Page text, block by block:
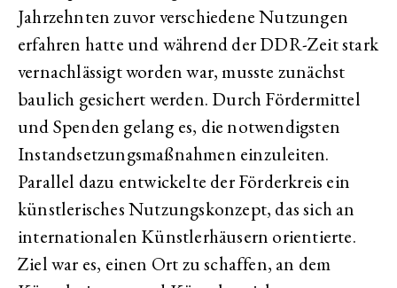
Jahrzehnten zuvor verschiedene Nutzungen
erfahren hatte und während der DDR-Zeit stark
vernachlässigt worden war, musste zunächst
baulich gesichert werden. Durch Fördermittel
und Spenden gelang es, die notwendigsten
Instandsetzungsmaßnahmen einzuleiten.
Parallel dazu entwickelte der Förderkreis ein
künstlerisches Nutzungskonzept, das sich an
internationalen Künstlerhäusern orientierte.
Ziel war es, einen Ort zu schaffen, an dem